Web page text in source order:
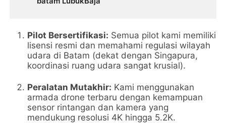
Pilot Bersertifikasi: Semua pilot kami memiliki
lisensi resmi dan memahami regulasi wilayah
udara di Batam (dekat dengan Singapura,
koordinasi ruang udara sangat krusial).
Peralatan Mutakhir: Kami menggunakan
armada drone terbaru dengan kemampuan
sensor rintangan dan kamera yang
mendukung resolusi 4K hingga 5.2K.